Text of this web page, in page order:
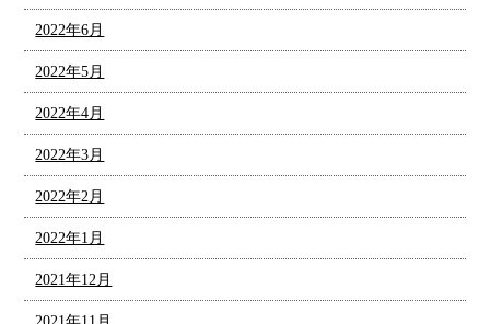
2022年6月
2022年5月
2022年4月
2022年3月
2022年2月
2022年1月
2021年12月